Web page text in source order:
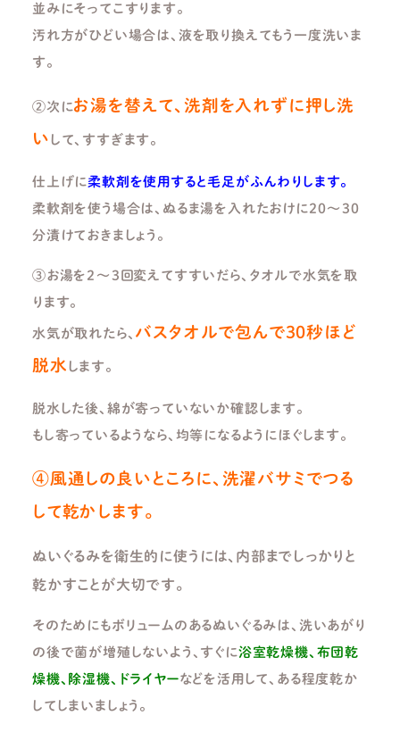
並みにそってこすります。
汚れ方がひどい場合は、液を取り換えてもう一度洗いま
す。
②次にお湯を替えて、洗剤を入れずに押し洗
いして、すすぎます。
仕上げに柔軟剤を使用すると毛足がふんわりします。
柔軟剤を使う場合は、ぬるま湯を入れたおけに20～30
分漬けておきましょう。
③お湯を2～3回変えてすすいだら、タオルで水気を取
ります。
水気が取れたら、 バスタオルで包んで30秒ほど
脱水 します。
脱水した後、綿が寄っていないか確認します。
もし寄っているようなら、均等になるようにほぐします。
④風通しの良いところに、洗濯バサミでつる
して乾かします。
ぬいぐるみを衛生的に使うには、内部までしっかりと
乾かすことが大切です。
そのためにもボリュームのあるぬいぐるみは、洗いあがり
の後で菌が増殖しないよう、すぐに浴室乾燥機、布団乾
燥機、除湿機、ドライヤーなどを活用して、ある程度乾か
してしまいましょう。